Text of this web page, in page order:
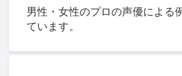
男性・女性のプロの声優による
ています。